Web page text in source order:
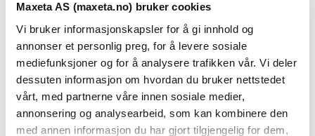
Maxeta AS (maxeta.no) bruker cookies
Vi bruker informasjonskapsler for å gi innhold og
annonser et personlig preg, for å levere sosiale
mediefunksjoner og for å analysere trafikken vår. Vi deler
dessuten informasjon om hvordan du bruker nettstedet
vårt, med partnerne våre innen sosiale medier,
annonsering og analysearbeid, som kan kombinere den
med annen informasjon du har gjort tilgjengelig for dem,
stk.
Se dokumenter
Linkeo kabelbøyle:
– For skapbredde 800 mm
– Festes på 19 » stolper